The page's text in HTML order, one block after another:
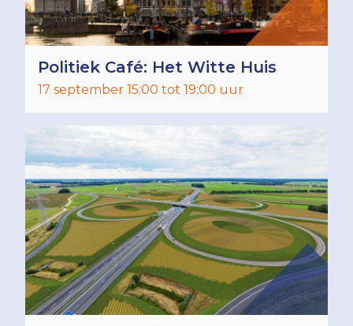
Politiek Café: Het Witte Huis
17 september 15:00 tot 19:00 uur